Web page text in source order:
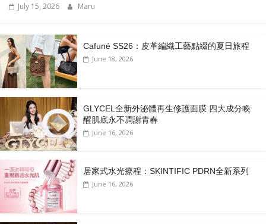
July 15, 2026 Maru
Cafuné SS26：皮革編織工藝點綴的夏日旅程
June 18, 2026
GLYCEL全新外泌體再生修護面膜 四大成分喚
醒肌底永不凋謝青春
June 16, 2026
居家式水光療程：SKINTIFIC PDRN全新系列
June 16, 2026